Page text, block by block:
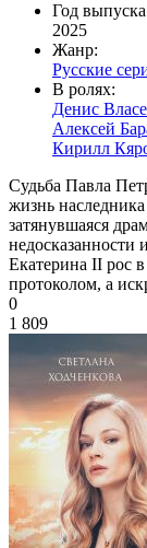
Год
2025
Жанр:
Русские
В ролях:
Денис
Алексей
Кирилл
Судьба Павла
жизнь
затянувшаяся
недосказанности
Екатерина II рос в
протоколом, а
0
1 809